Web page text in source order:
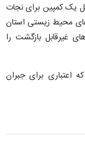
یک کمپین برای نجات
محیط زیستی استان
غیرقابل بازگشت را
اعتباری برای جبران